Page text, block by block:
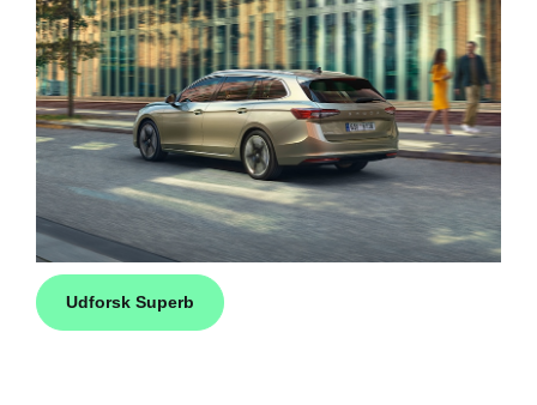
Udforsk Superb